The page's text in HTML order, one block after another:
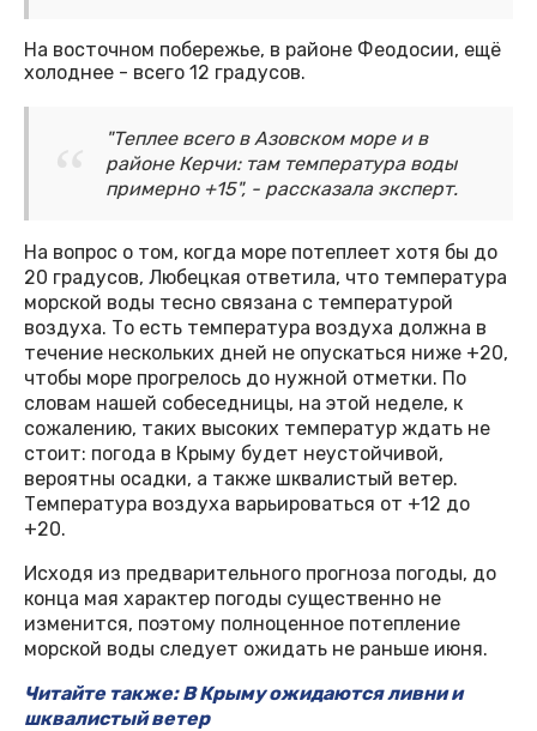
На восточном побережье, в районе Феодосии, ещё
холоднее - всего 12 градусов.
"Теплее всего в Азовском море и в
районе Керчи: там температура воды
примерно +15", - рассказала эксперт.
На вопрос о том, когда море потеплеет хотя бы до
20 градусов, Любецкая ответила, что температура
морской воды тесно связана с температурой
воздуха. То есть температура воздуха должна в
течение нескольких дней не опускаться ниже +20,
чтобы море прогрелось до нужной отметки. По
словам нашей собеседницы, на этой неделе, к
сожалению, таких высоких температур ждать не
стоит: погода в Крыму будет неустойчивой,
вероятны осадки, а также шквалистый ветер.
Температура воздуха варьироваться от +12 до
+20.
Исходя из предварительного прогноза погоды, до
конца мая характер погоды существенно не
изменится, поэтому полноценное потепление
морской воды следует ожидать не раньше июня.
Читайте также: В Крыму ожидаются ливни и
шквалистый ветер